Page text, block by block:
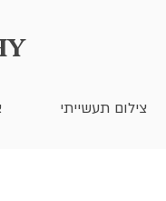
צילום תעשייתי